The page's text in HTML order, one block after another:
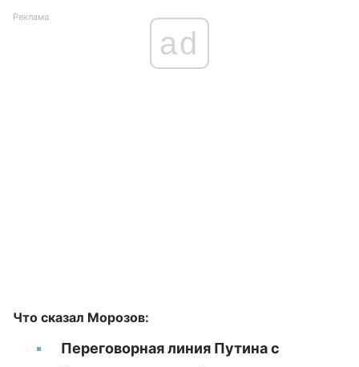
Реклама
ad
Что сказал Морозов:
Переговорная линия Путина с